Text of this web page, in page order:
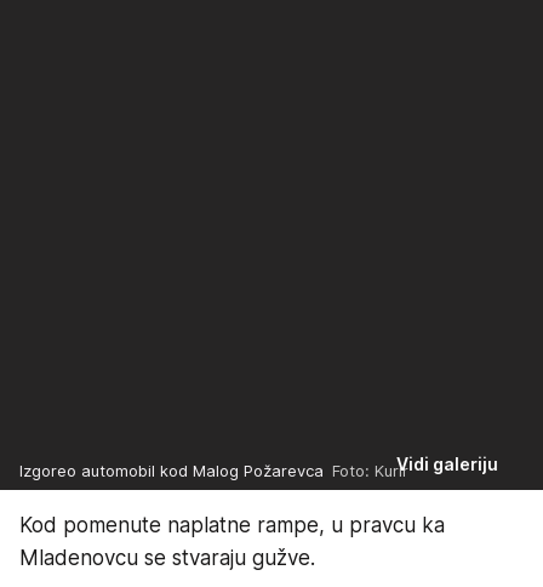
Vidi galeriju
Izgoreo automobil kod Malog Požarevca Foto: Kurir
Kod pomenute naplatne rampe, u pravcu ka
Mladenovcu se stvaraju gužve.